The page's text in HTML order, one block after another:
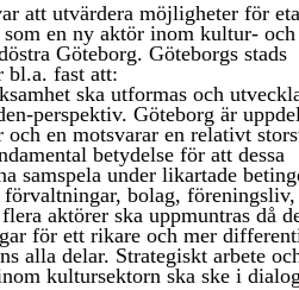
att utvärdera möjligheter för
en ny aktör inom kultur- och
Göteborg. Göteborgs stads
bl.a. fast att:
ska utformas och
perspektiv. Göteborg är
och en motsvarar en relativt
betydelse för att dessa
samspela under likartade
förvaltningar, bolag,
aktörer ska uppmuntras då
för ett rikare och mer
alla delar. Strategiskt arbete
kultursektorn ska ske i